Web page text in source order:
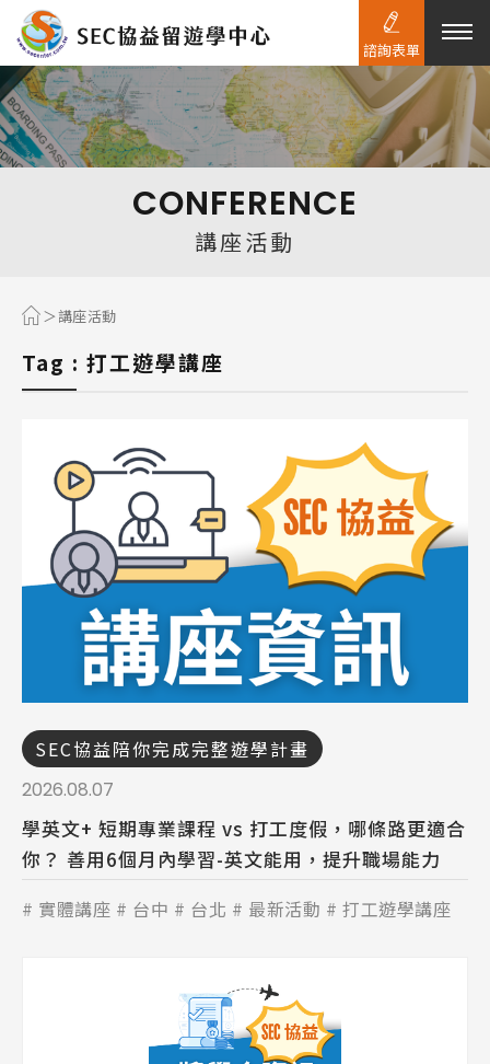
熱門搜尋：
CONFERENCE
講座活動
講座活動
Tag : 打工遊學講座
SEC協益陪你完成完整遊學計畫
2026.08.07
學英文+ 短期專業課程 vs 打工度假，哪條路更適合
你？ 善用6個月內學習-英文能用，提升職場能力
實體講座 台中 台北 最新活動 打工遊學講座
諮詢表單